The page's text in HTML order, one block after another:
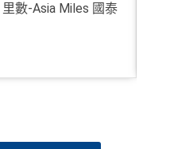
里數-Asia Miles 國泰